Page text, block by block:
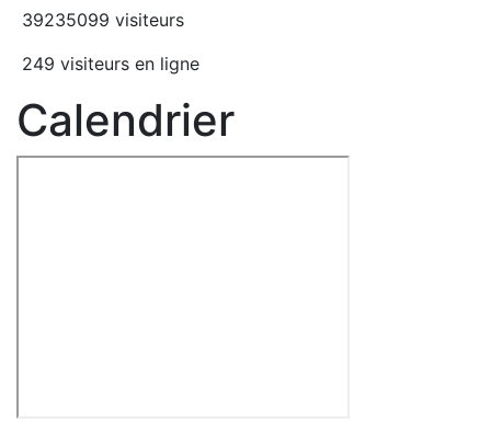
39235099 visiteurs
249 visiteurs en ligne
Calendrier